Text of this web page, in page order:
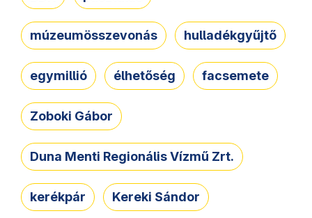
múzeumösszevonás hulladékgyűjtő
egymillió élhetőség facsemete
Zoboki Gábor
Duna Menti Regionális Vízmű Zrt.
kerékpár Kereki Sándor